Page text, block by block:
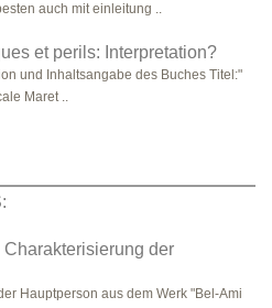
auch mit einleitung ..
et perils: Interpretation?
und Inhaltsangabe des Buches Titel:"
Maret ..
der
Hauptperson aus dem Werk "Bel-Ami